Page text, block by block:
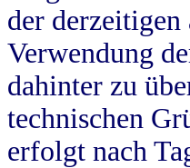
der
Verwendung
dahinter zu
technischen
erfolgt nach